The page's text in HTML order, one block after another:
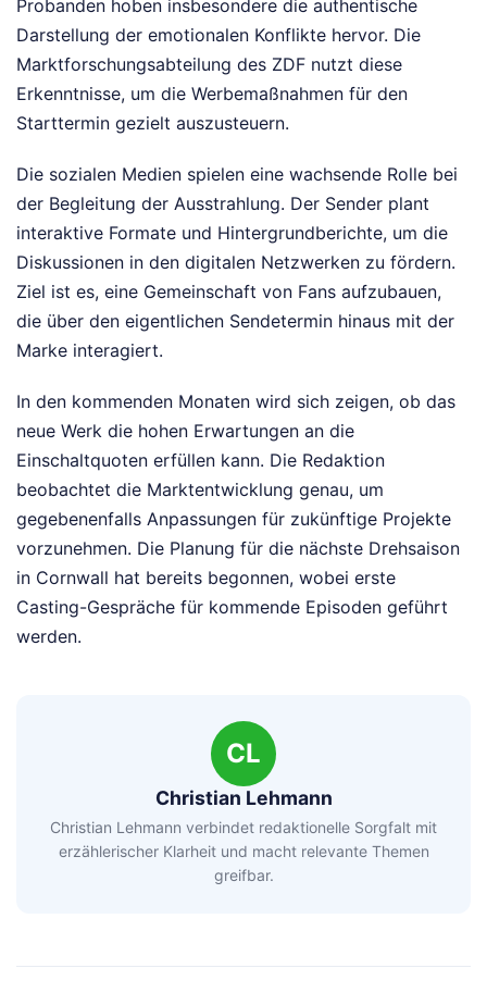
Probanden hoben insbesondere die authentische
Darstellung der emotionalen Konflikte hervor. Die
Marktforschungsabteilung des ZDF nutzt diese
Erkenntnisse, um die Werbemaßnahmen für den
Starttermin gezielt auszusteuern.
Die sozialen Medien spielen eine wachsende Rolle bei
der Begleitung der Ausstrahlung. Der Sender plant
interaktive Formate und Hintergrundberichte, um die
Diskussionen in den digitalen Netzwerken zu fördern.
Ziel ist es, eine Gemeinschaft von Fans aufzubauen,
die über den eigentlichen Sendetermin hinaus mit der
Marke interagiert.
In den kommenden Monaten wird sich zeigen, ob das
neue Werk die hohen Erwartungen an die
Einschaltquoten erfüllen kann. Die Redaktion
beobachtet die Marktentwicklung genau, um
gegebenenfalls Anpassungen für zukünftige Projekte
vorzunehmen. Die Planung für die nächste Drehsaison
in Cornwall hat bereits begonnen, wobei erste
Casting-Gespräche für kommende Episoden geführt
werden.
CL
Christian Lehmann
Christian Lehmann verbindet redaktionelle Sorgfalt mit
erzählerischer Klarheit und macht relevante Themen
greifbar.